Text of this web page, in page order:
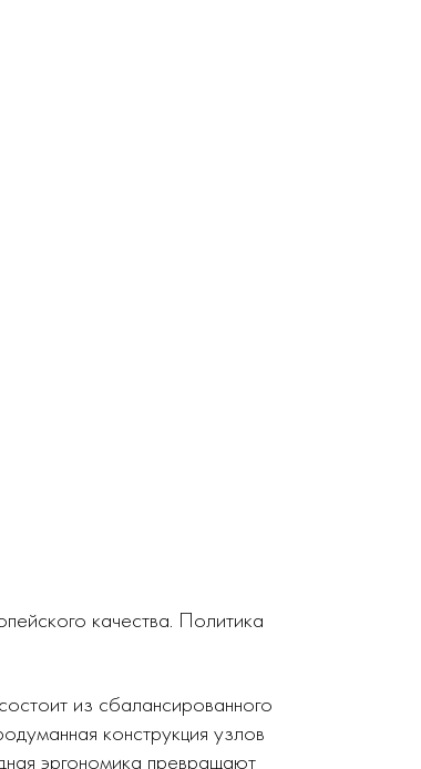
качества. Политика
из сбалансированного
конструкция узлов
эргономика превращают